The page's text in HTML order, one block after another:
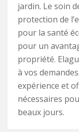
jardin. Le soin
protection de
pour la santé
pour un
propriété.
à vos
expérience et
nécessaires
beaux jours.